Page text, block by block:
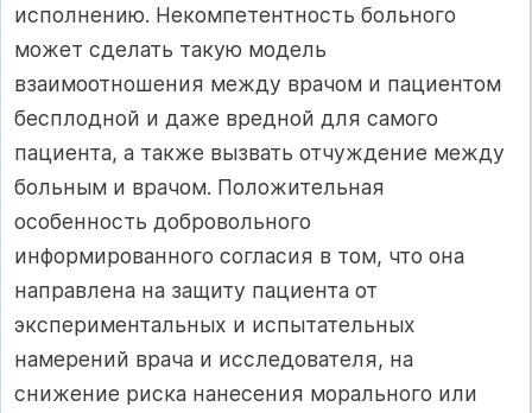
исполнению. Некомпетентность больного
может сделать такую модель
взаимоотношения между врачом и пациентом
бесплодной и даже вредной для самого
пациента, а также вызвать отчуждение между
больным и врачом. Положительная
особенность добровольного
информированного согласия в том, что она
направлена на защиту пациента от
экспериментальных и испытательных
намерений врача и исследователя, на
снижение риска нанесения морального или